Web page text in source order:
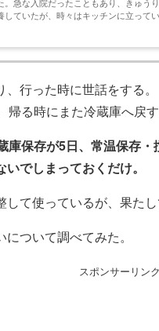
していたが、時々はキッチンに立って
行った時に世話をする。
る時にまた冷蔵庫へ戻す
庫保存が5日、常温保存・
でしまっておくだけ。
て使っているが、果た
ついて調べてみた。
スポンサーリンク